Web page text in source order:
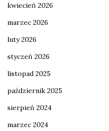
kwiecień 2026
marzec 2026
luty 2026
styczeń 2026
listopad 2025
październik 2025
sierpień 2024
marzec 2024